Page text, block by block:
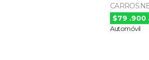
$79 .900
Automóvil